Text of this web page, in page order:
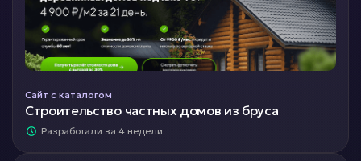
Сайт с каталогом
Строительство частных домов из бруса
Разработали за 4 недели